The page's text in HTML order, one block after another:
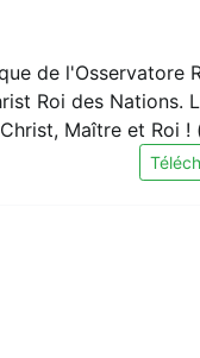
de l'Osservatore
Roi des Nations.
Maître et Roi !